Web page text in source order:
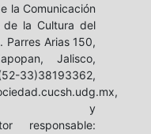
la Comunicación
de la Cultura del
Parres Arias 150,
Jalisco,
y
responsable: